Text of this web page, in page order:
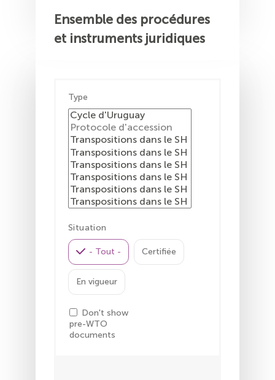
Ensemble des procédures
et instruments juridiques
Type
Situation
- Tout - Certifiée
En vigueur
Don't show
pre-WTO
documents